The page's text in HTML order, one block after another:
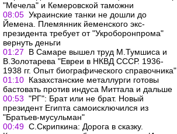
"Мечела" и Кемеровской таможни
08:05 Украинские танки не дошли до
Йемена. Племянник йеменского экс-
президента требует от "Укроборонпрома"
вернуть деньги
01:27
В Самаре вышел труд М.Тумшиса и
В.Золотарева "Евреи в НКВД СССР. 1936-
1938 гг. Опыт биографического справочника"
01:10 Казахстанские металлурги готовы
бастовать против индуса Миттала и дальше
00:53 "РГ": Брат или не брат. Новый
президент Египта самоисключился из
"Братьев-мусульман"
00:49 С.Скрипкина: Дорога в сказку.